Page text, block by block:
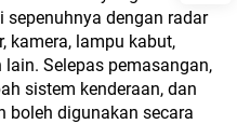
sepenuhnya dengan radar
kamera, lampu kabut,
Selepas pemasangan,
sistem kenderaan, dan
boleh digunakan secara